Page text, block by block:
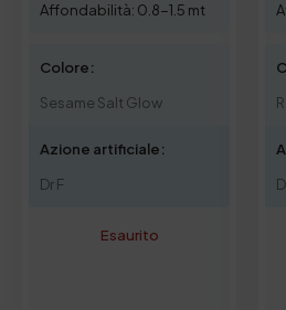
Affondabilità: 0.8-1.5 mt
Colore:
Sesame Salt Glow
Azione artificiale:
Dr F
Esaurito